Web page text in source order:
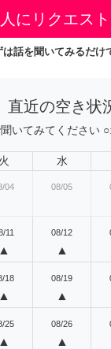
にリクエス
は話を聞いてみるだけ
直近の空き状
いてみてください ○:
火 水
04 08/05
11
▲
08/12
▲
18
▲
08/19
▲
25
▲
08/26
▲